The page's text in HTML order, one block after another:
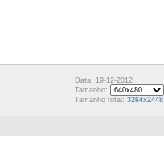
Data: 19-12-2012
Tamanho:
Tamanho total: 3264x2448